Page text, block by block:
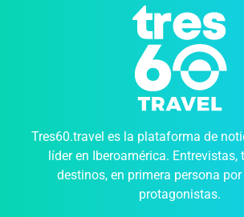
Tres60.travel es la plataforma de
líder en Iberoamérica. Entrevistas,
destinos, en primera persona
protagonistas.